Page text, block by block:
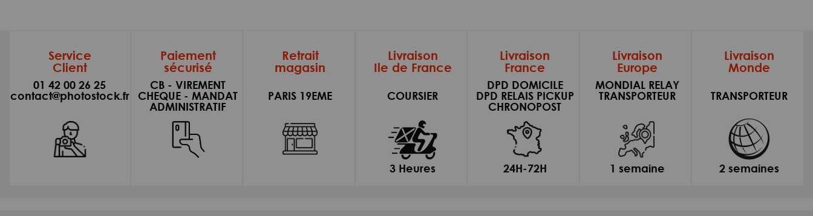
Service
Client
01 42 00 26 25
contact@photostock.fr
Paiement
sécurisé
CB - VIREMENT
CHEQUE - MANDAT
ADMINISTRATIF
Retrait
magasin
PARIS 19EME
Livraison
Ile de France
COURSIER
3 Heures
Livraison
France
DPD DOMICILE
DPD RELAIS PICKUP
CHRONOPOST
24H-72H
Livraison
Europe
MONDIAL RELAY
TRANSPORTEUR
1 semaine
Livraison
Monde
TRANSPORTEUR
2 semaines